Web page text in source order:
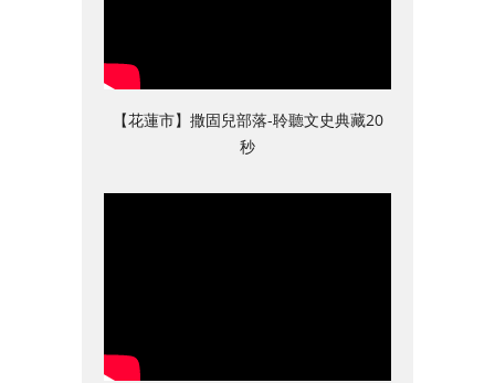
【花蓮市】撒固兒部落-聆聽文史典藏20
秒